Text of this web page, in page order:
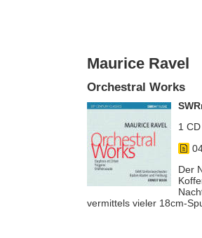
Maurice Ravel
Orchestral Works
1
Der
vermittels vieler 18cm-